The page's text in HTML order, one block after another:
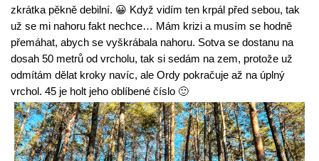
zkrátka pěkně debilní. 😀 Když vidím ten krpál před sebou, tak
už se mi nahoru fakt nechce… Mám krizi a musím se hodně
přemáhat, abych se vyškrábala nahoru. Sotva se dostanu na
dosah 50 metrů od vrcholu, tak si sedám na zem, protože už
odmítám dělat kroky navíc, ale Ordy pokračuje až na úplný
vrchol. 45 je holt jeho oblíbené číslo 🙂